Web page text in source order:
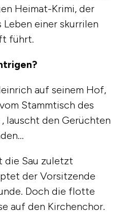
Heimat-Krimi, der
einer skurrilen
führt.
auf seinem Hof,
Stammtisch des
lauscht den Gerüchten
die Sau zuletzt
der Vorsitzende
Doch die flotte
auf den Kirchenchor.